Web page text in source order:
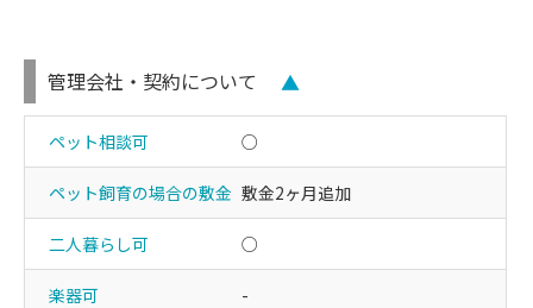
管理会社・契約について ▲
ペット相談可 ○
ペット飼育の場合の敷金 敷金2ヶ月追加
二人暮らし可 ○
楽器可 -